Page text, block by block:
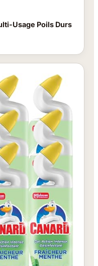
Usage Poils Durs